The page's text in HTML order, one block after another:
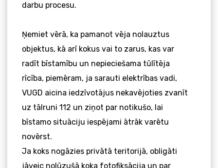
darbu procesu.
Ņemiet vērā, ka pamanot vēja nolauztus
objektus, kā arī kokus vai to zarus, kas var
radīt bīstamību un nepieciešama tūlītēja
rīcība, piemēram, ja sarauti elektrības vadi,
VUGD aicina iedzīvotājus nekavējoties zvanīt
uz tālruni 112 un ziņot par notikušo, lai
bīstamo situāciju iespējami ātrāk varētu
novērst.
Ja koks nogāzies privātā teritorijā, obligāti
jāveic nolūzušā koka fotofiksācija un par